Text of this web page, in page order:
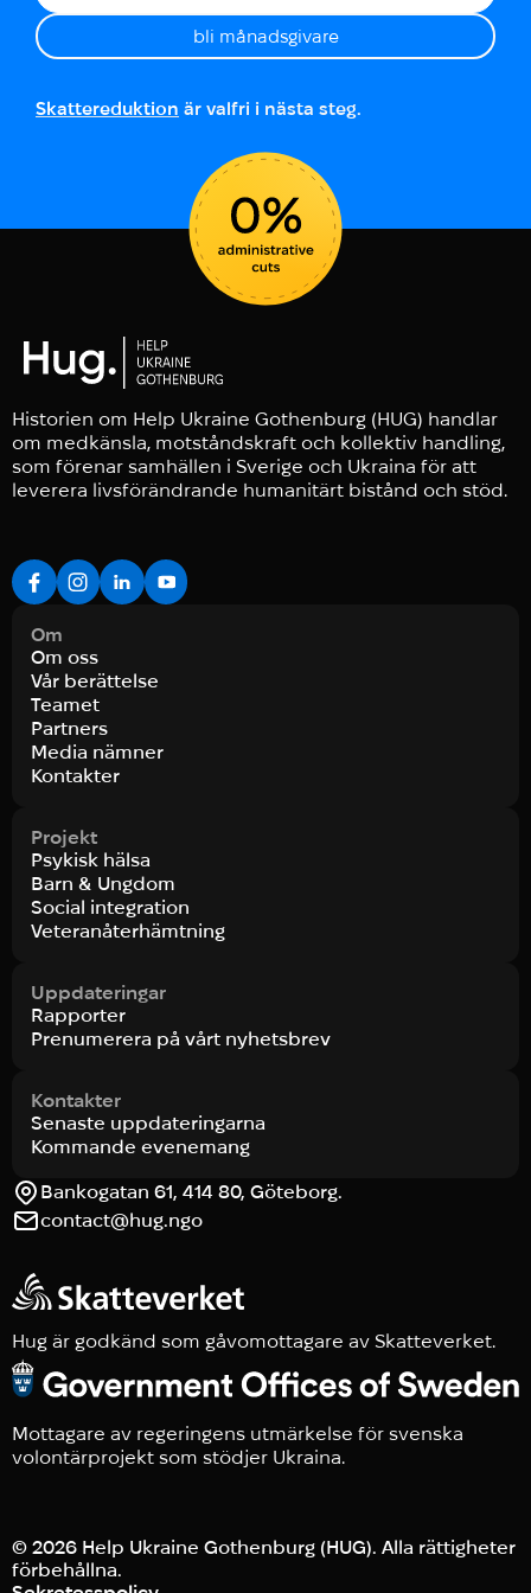
bli månadsgivare
Skattereduktion är valfri i nästa steg.
Historien om Help Ukraine Gothenburg (HUG) handlar
om medkänsla, motståndskraft och kollektiv handling,
som förenar samhällen i Sverige och Ukraina för att
leverera livsförändrande humanitärt bistånd och stöd.
Om
Om oss
Vår berättelse
Teamet
Partners
Media nämner
Kontakter
Projekt
Psykisk hälsa
Barn & Ungdom
Social integration
Veteranåterhämtning
Uppdateringar
Rapporter
Prenumerera på vårt nyhetsbrev
Kontakter
Senaste uppdateringarna
Kommande evenemang
Bankogatan 61, 414 80, Göteborg.
contact@hug.ngo
Hug är godkänd som gåvomottagare av Skatteverket.
Mottagare av regeringens utmärkelse för svenska
volontärprojekt som stödjer Ukraina.
© 2026 Help Ukraine Gothenburg (HUG). Alla rättigheter
förbehållna.